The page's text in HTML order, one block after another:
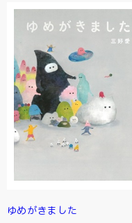
ゆめがきました